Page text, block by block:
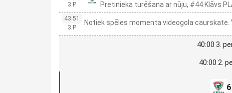
3.P
Pretinieka turēšana ar nūju, #44 Klāvs
43:51
3.P
Notiek spēles momenta videogola
40:00 3.
40:00 2.
6